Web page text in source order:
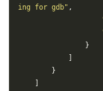
ing for gdb" ,
}
}